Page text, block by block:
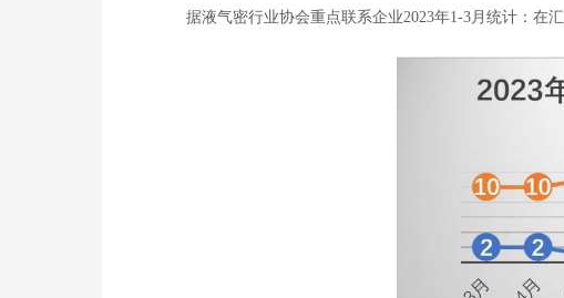
据液气密行业协会重点联系企业2023年1-3月统计：在